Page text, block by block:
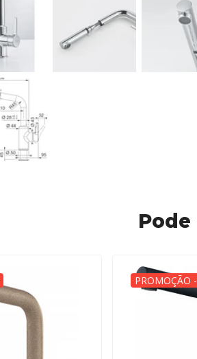
PROMOÇÃO